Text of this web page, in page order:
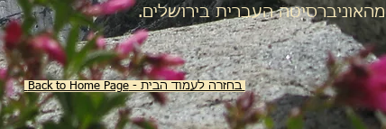
מהאוניברסיטה העברית בירושלים.
בחזרה לעמוד הבית - Back to Home Page